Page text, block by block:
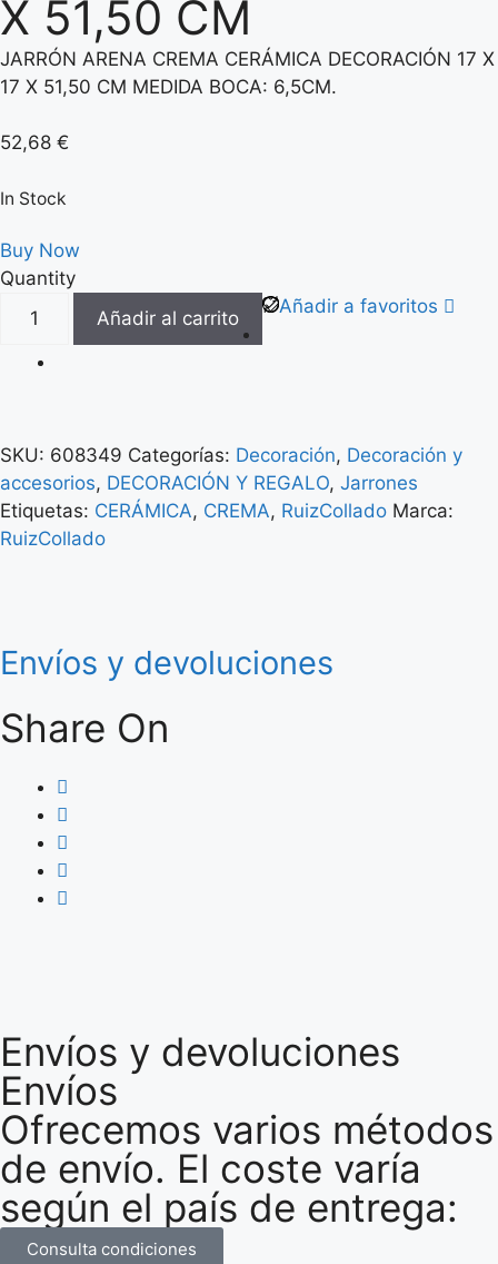
X 51,50 CM
JARRÓN ARENA CREMA CERÁMICA DECORACIÓN 17 X
17 X 51,50 CM MEDIDA BOCA: 6,5CM.
52,68 €
In Stock
Buy Now
Quantity
Añadir a favoritos
Añadir al carrito
SKU: 608349 Categorías: Decoración, Decoración y
accesorios, DECORACIÓN Y REGALO, Jarrones
Etiquetas: CERÁMICA, CREMA, RuizCollado Marca:
RuizCollado
Envíos y devoluciones
Share On
Envíos y devoluciones
Envíos
Ofrecemos varios métodos
de envío. El coste varía
según el país de entrega:
Consulta condiciones